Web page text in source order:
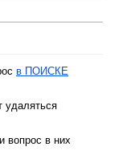
в ПОИСКЕ
удаляться
вопрос в них